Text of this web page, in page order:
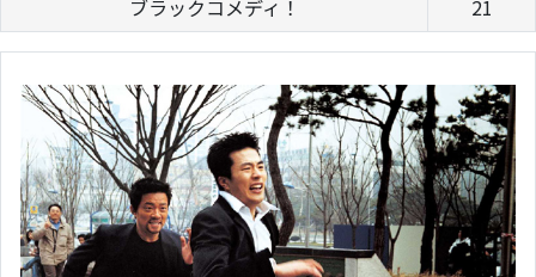
ブラックコメディ！
21